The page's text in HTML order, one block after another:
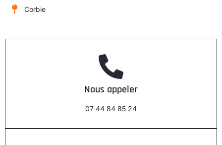
Corbie
Nous appeler
07 44 84 85 24